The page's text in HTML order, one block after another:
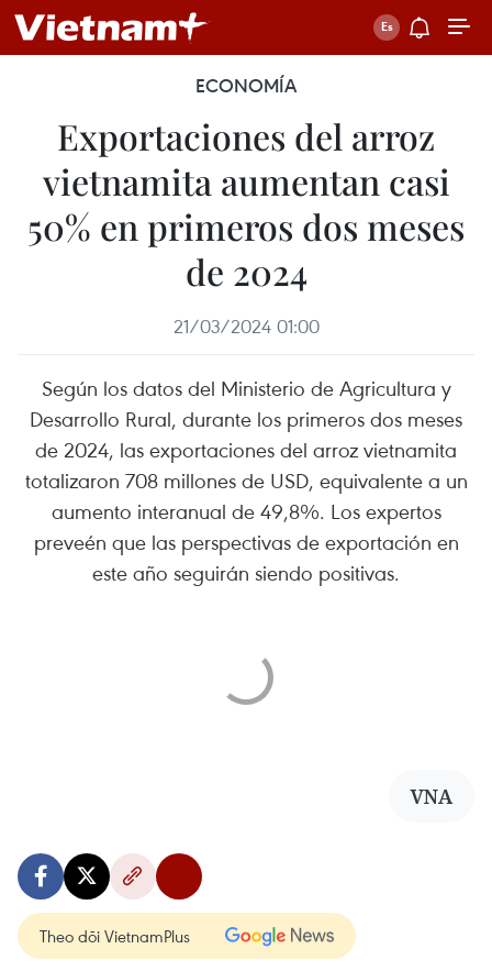
ECONOMÍA
Exportaciones del arroz
vietnamita aumentan casi
50% en primeros dos meses
de 2024
21/03/2024 01:00
Según los datos del Ministerio de Agricultura y
Desarrollo Rural, durante los primeros dos meses
de 2024, las exportaciones del arroz vietnamita
totalizaron 708 millones de USD, equivalente a un
aumento interanual de 49,8%. Los expertos
preveén que las perspectivas de exportación en
este año seguirán siendo positivas.
VNA
Theo dõi VietnamPlus